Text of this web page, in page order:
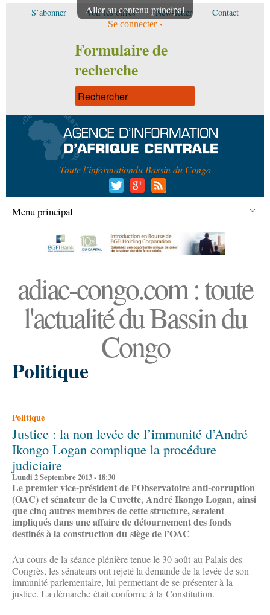
Aller au contenu principal
S’abonner Voir les offres Newsletter Contact
Se connecter
Formulaire de
recherche
Toute l’informationdu Bassin du Congo
Menu principal
adiac-congo.com : toute
l'actualité du Bassin du
Congo
Politique
Politique
Justice : la non levée de l’immunité d’André
Ikongo Logan complique la procédure
judiciaire
Lundi 2 Septembre 2013 - 18:30
Le premier vice-président de l’Observatoire anti-corruption
(OAC) et sénateur de la Cuvette, André Ikongo Logan, ainsi
que cinq autres membres de cette structure, seraient
impliqués dans une affaire de détournement des fonds
destinés à la construction du siège de l’OAC
Au cours de la séance plénière tenue le 30 août au Palais des
Congrès, les sénateurs ont rejeté la demande de la levée de son
immunité parlementaire, lui permettant de se présenter à la
justice. La démarche était conforme à la Constitution.